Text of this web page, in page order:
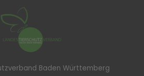
Baden Württemberg